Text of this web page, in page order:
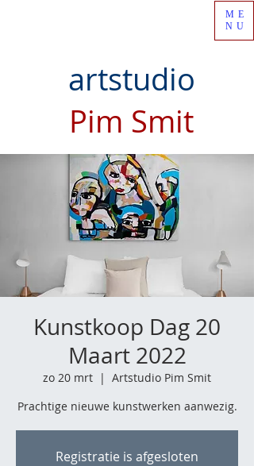
artstudio
Pim Smit
ME
NU
Kunstkoop Dag 20
Maart 2022
zo 20 mrt
  |
Artstudio Pim Smit
Prachtige nieuwe kunstwerken aanwezig.
Registratie is afgesloten